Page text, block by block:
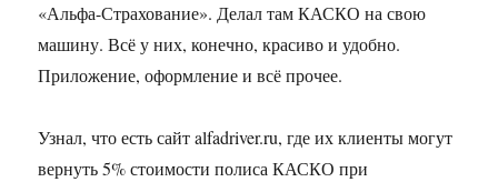
«Альфа-Страхование». Делал там КАСКО на свою
машину. Всё у них, конечно, красиво и удобно.
Приложение, оформление и всё прочее.
Узнал, что есть сайт alfadriver.ru, где их клиенты могут
вернуть 5% стоимости полиса КАСКО при